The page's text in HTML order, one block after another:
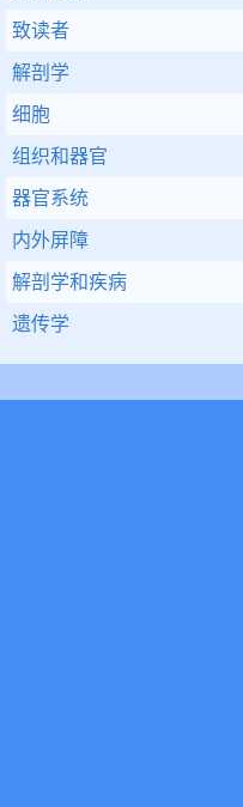
致读者
解剖学
细胞
组织和器官
器官系统
内外屏障
解剖学和疾病
遗传学